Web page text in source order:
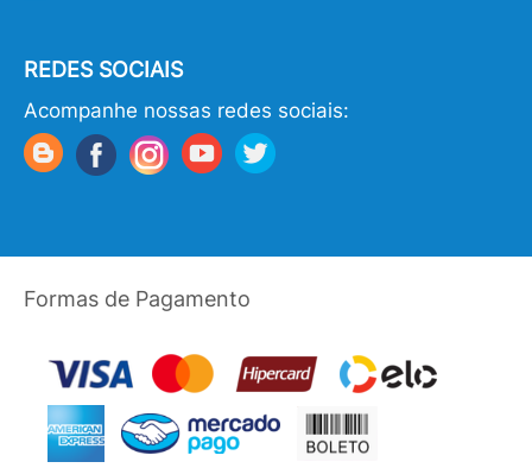
REDES SOCIAIS
Acompanhe nossas redes sociais:
Formas de Pagamento